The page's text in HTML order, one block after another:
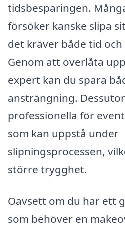
tidsbesparingen.
försöker kanske slipa
det kräver både tid
Genom att överlåta
expert kan du spara
ansträngning.
professionella för
som kan uppstå under
slipningsprocessen,
större trygghet.
Oavsett om du har ett
som behöver en